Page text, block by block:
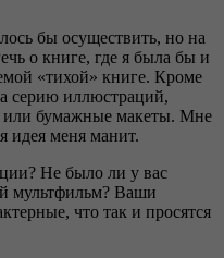
бы осуществить, но на
о книге, где я была бы и
«тихой» книге. Кроме
серию иллюстраций,
или бумажные макеты. Мне
идея меня манит.
Не было ли у вас
мультфильм? Ваши
что так и просятся